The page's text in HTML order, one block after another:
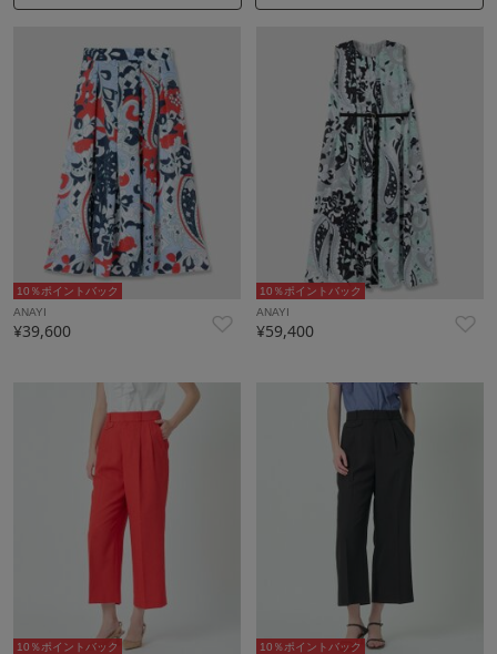
10％ポイントバック
ANAYI
¥39,600
10％ポイントバック
ANAYI
¥59,400
10％ポイントバック
10％ポイントバック